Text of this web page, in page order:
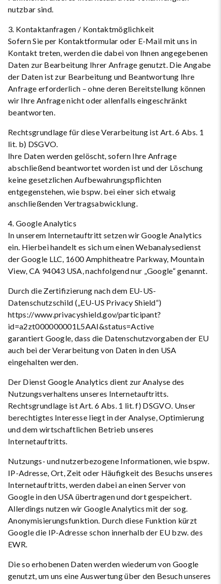
nutzbar sind.
3. Kontaktanfragen / Kontaktmöglichkeit
Sofern Sie per Kontaktformular oder E-Mail mit uns in
Kontakt treten, werden die dabei von Ihnen angegebenen
Daten zur Bearbeitung Ihrer Anfrage genutzt. Die Angabe
der Daten ist zur Bearbeitung und Beantwortung Ihre
Anfrage erforderlich – ohne deren Bereitstellung können
wir Ihre Anfrage nicht oder allenfalls eingeschränkt
beantworten.
Rechtsgrundlage für diese Verarbeitung ist Art. 6 Abs. 1
lit. b) DSGVO.
Ihre Daten werden gelöscht, sofern Ihre Anfrage
abschließend beantwortet worden ist und der Löschung
keine gesetzlichen Aufbewahrungspflichten
entgegenstehen, wie bspw. bei einer sich etwaig
anschließenden Vertragsabwicklung.
4. Google Analytics
In unserem Internetauftritt setzen wir Google Analytics
ein. Hierbei handelt es sich um einen Webanalysedienst
der Google LLC, 1600 Amphitheatre Parkway, Mountain
View, CA 94043 USA, nachfolgend nur „Google“ genannt.
Durch die Zertifizierung nach dem EU-US-
Datenschutzschild („EU-US Privacy Shield“)
https://www.privacyshield.gov/participant?
id=a2zt000000001L5AAI&status=Active
garantiert Google, dass die Datenschutzvorgaben der EU
auch bei der Verarbeitung von Daten in den USA
eingehalten werden.
Der Dienst Google Analytics dient zur Analyse des
Nutzungsverhaltens unseres Internetauftritts.
Rechtsgrundlage ist Art. 6 Abs. 1 lit. f) DSGVO. Unser
berechtigtes Interesse liegt in der Analyse, Optimierung
und dem wirtschaftlichen Betrieb unseres
Internetauftritts.
Nutzungs- und nutzerbezogene Informationen, wie bspw.
IP-Adresse, Ort, Zeit oder Häufigkeit des Besuchs unseres
Internetauftritts, werden dabei an einen Server von
Google in den USA übertragen und dort gespeichert.
Allerdings nutzen wir Google Analytics mit der sog.
Anonymisierungsfunktion. Durch diese Funktion kürzt
Google die IP-Adresse schon innerhalb der EU bzw. des
EWR.
Die so erhobenen Daten werden wiederum von Google
genutzt, um uns eine Auswertung über den Besuch unseres